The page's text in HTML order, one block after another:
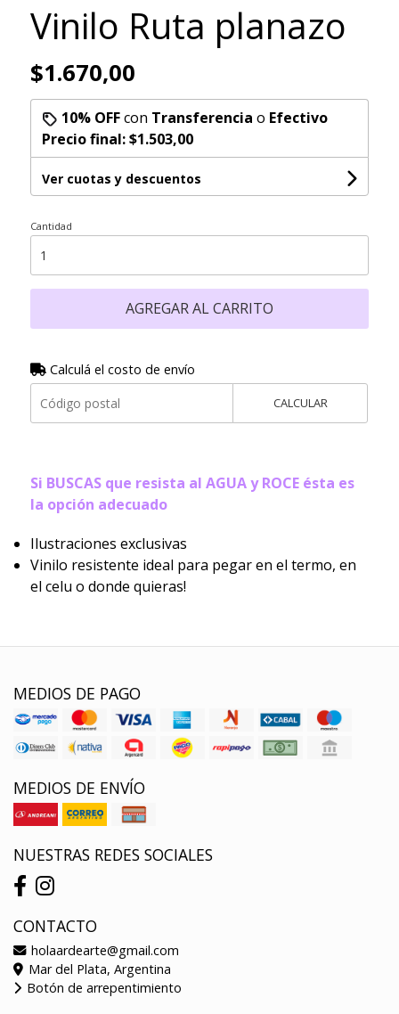
Vinilo Ruta planazo
$1.670,00
10% OFFcon Transferencia o Efectivo
Precio final:$1.503,00
Ver cuotas y descuentos
Cantidad
AGREGAR AL CARRITO
Calculá el costo de envío
CALCULAR
Si BUSCAS que resista al AGUA y ROCE ésta es
la opción adecuado
Ilustraciones exclusivas
Vinilo resistente ideal para pegar en el termo, en
el celu o donde quieras!
MEDIOS DE PAGO
MEDIOS DE ENVÍO
NUESTRAS REDES SOCIALES
CONTACTO
holaardearte@gmail.com
Mar del Plata, Argentina
Botón de arrepentimiento